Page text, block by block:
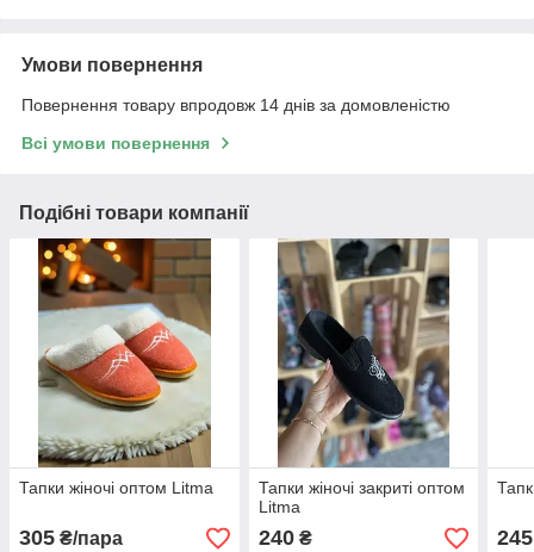
Умови повернення
Повернення товару впродовж 14 днів за домовленістю
Всі умови повернення
Подібні товари компанії
Тапки жіночі оптом Litma
305 ₴/пара
Тапки жіночі закриті оптом
Litma
240₴ 245